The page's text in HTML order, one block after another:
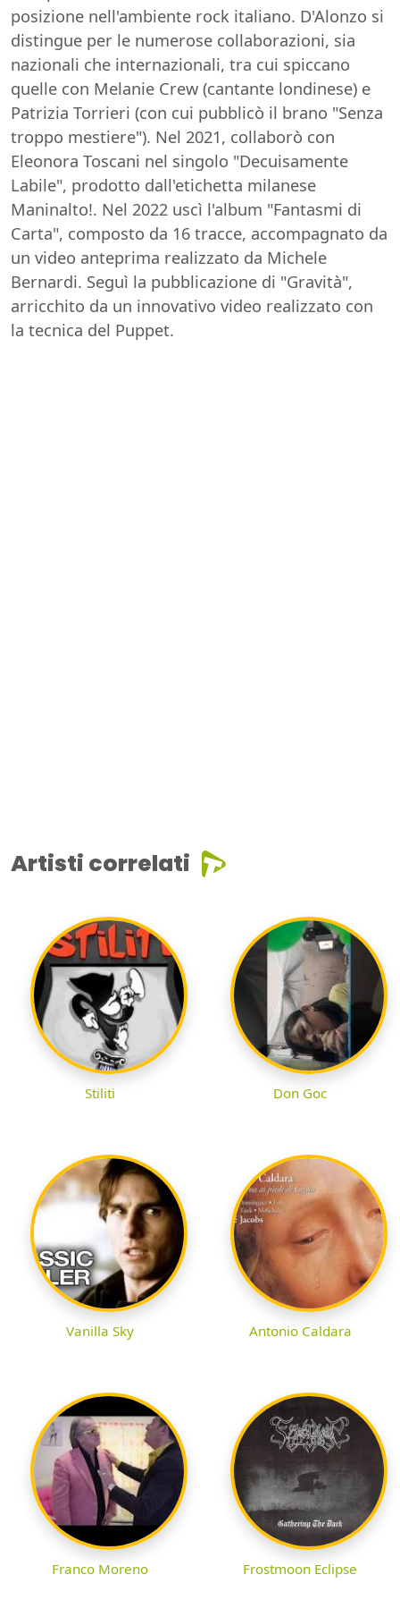
posizione nell'ambiente rock italiano. D'Alonzo si
distingue per le numerose collaborazioni, sia
nazionali che internazionali, tra cui spiccano
quelle con Melanie Crew (cantante londinese) e
Patrizia Torrieri (con cui pubblicò il brano "Senza
troppo mestiere"). Nel 2021, collaborò con
Eleonora Toscani nel singolo "Decuisamente
Labile", prodotto dall'etichetta milanese
Maninalto!. Nel 2022 uscì l'album "Fantasmi di
Carta", composto da 16 tracce, accompagnato da
un video anteprima realizzato da Michele
Bernardi. Seguì la pubblicazione di "Gravità",
arricchito da un innovativo video realizzato con
la tecnica del Puppet.
Artisti correlati
Stiliti Don Goc
Vanilla Sky Antonio Caldara
Franco Moreno Frostmoon Eclipse